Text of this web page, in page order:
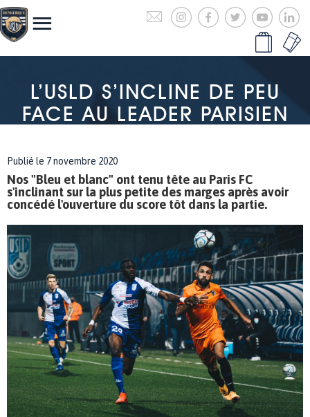
L’USLD S’INCLINE DE PEU
FACE AU LEADER PARISIEN
Publié le 7 novembre 2020
Nos "Bleu et blanc" ont tenu tête au Paris FC
s'inclinant sur la plus petite des marges après avoir
concédé l'ouverture du score tôt dans la partie.